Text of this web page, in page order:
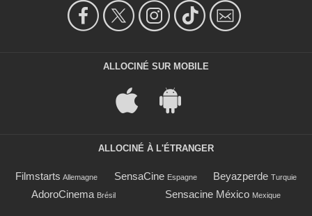
ALLOCINÉ SUR MOBILE
ALLOCINÉ À L'ÉTRANGER
Filmstarts Allemagne SensaCine Espagne Beyazperde Turquie
AdoroCinema Brésil Sensacine México Mexique